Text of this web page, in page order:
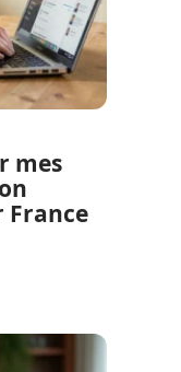
mes
France